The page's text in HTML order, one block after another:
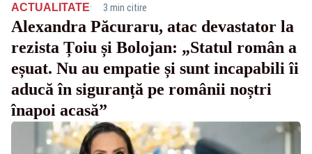
ACTUALITATE· 3 min citire
Alexandra Păcuraru, atac devastator la
rezista Țoiu și Bolojan: „Statul român a
eșuat. Nu au empatie și sunt incapabili îi
aducă în siguranță pe românii noștri
înapoi acasă”